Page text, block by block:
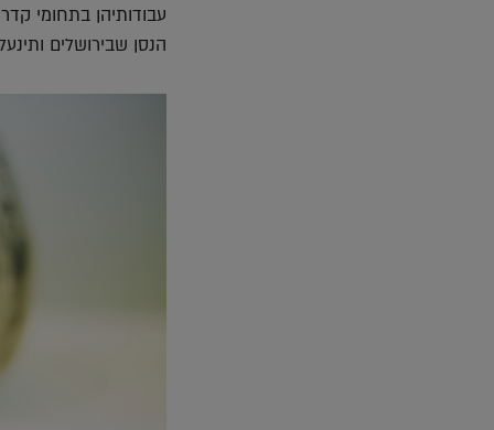
עבודותיהן בתחומי
הנסן שבירושלים ותינעל ב